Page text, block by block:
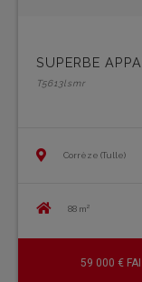
SUPERBE
T5613lsmr
Corrèze (Tulle)
88 m²
59 000 € FAI